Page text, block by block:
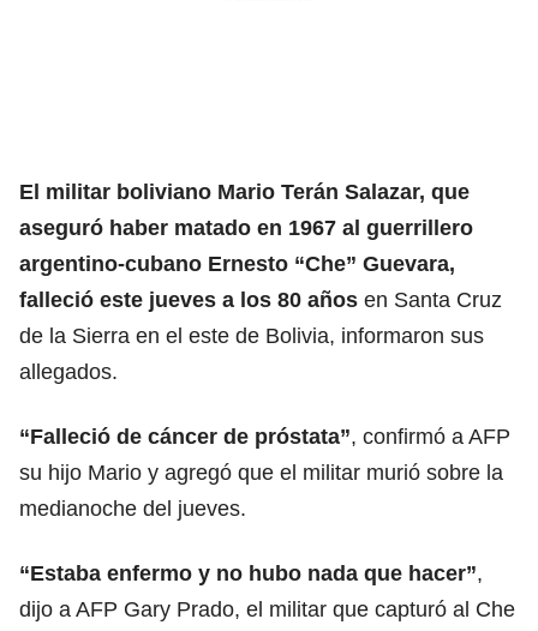
El militar boliviano Mario Terán Salazar, que
aseguró haber matado en 1967 al guerrillero
argentino-cubano Ernesto “Che” Guevara,
falleció este jueves a los 80 años en Santa Cruz
de la Sierra en el este de Bolivia, informaron sus
allegados.
“Falleció de cáncer de próstata”, confirmó a AFP
su hijo Mario y agregó que el militar murió sobre la
medianoche del jueves.
“Estaba enfermo y no hubo nada que hacer”,
dijo a AFP Gary Prado, el militar que capturó al Che